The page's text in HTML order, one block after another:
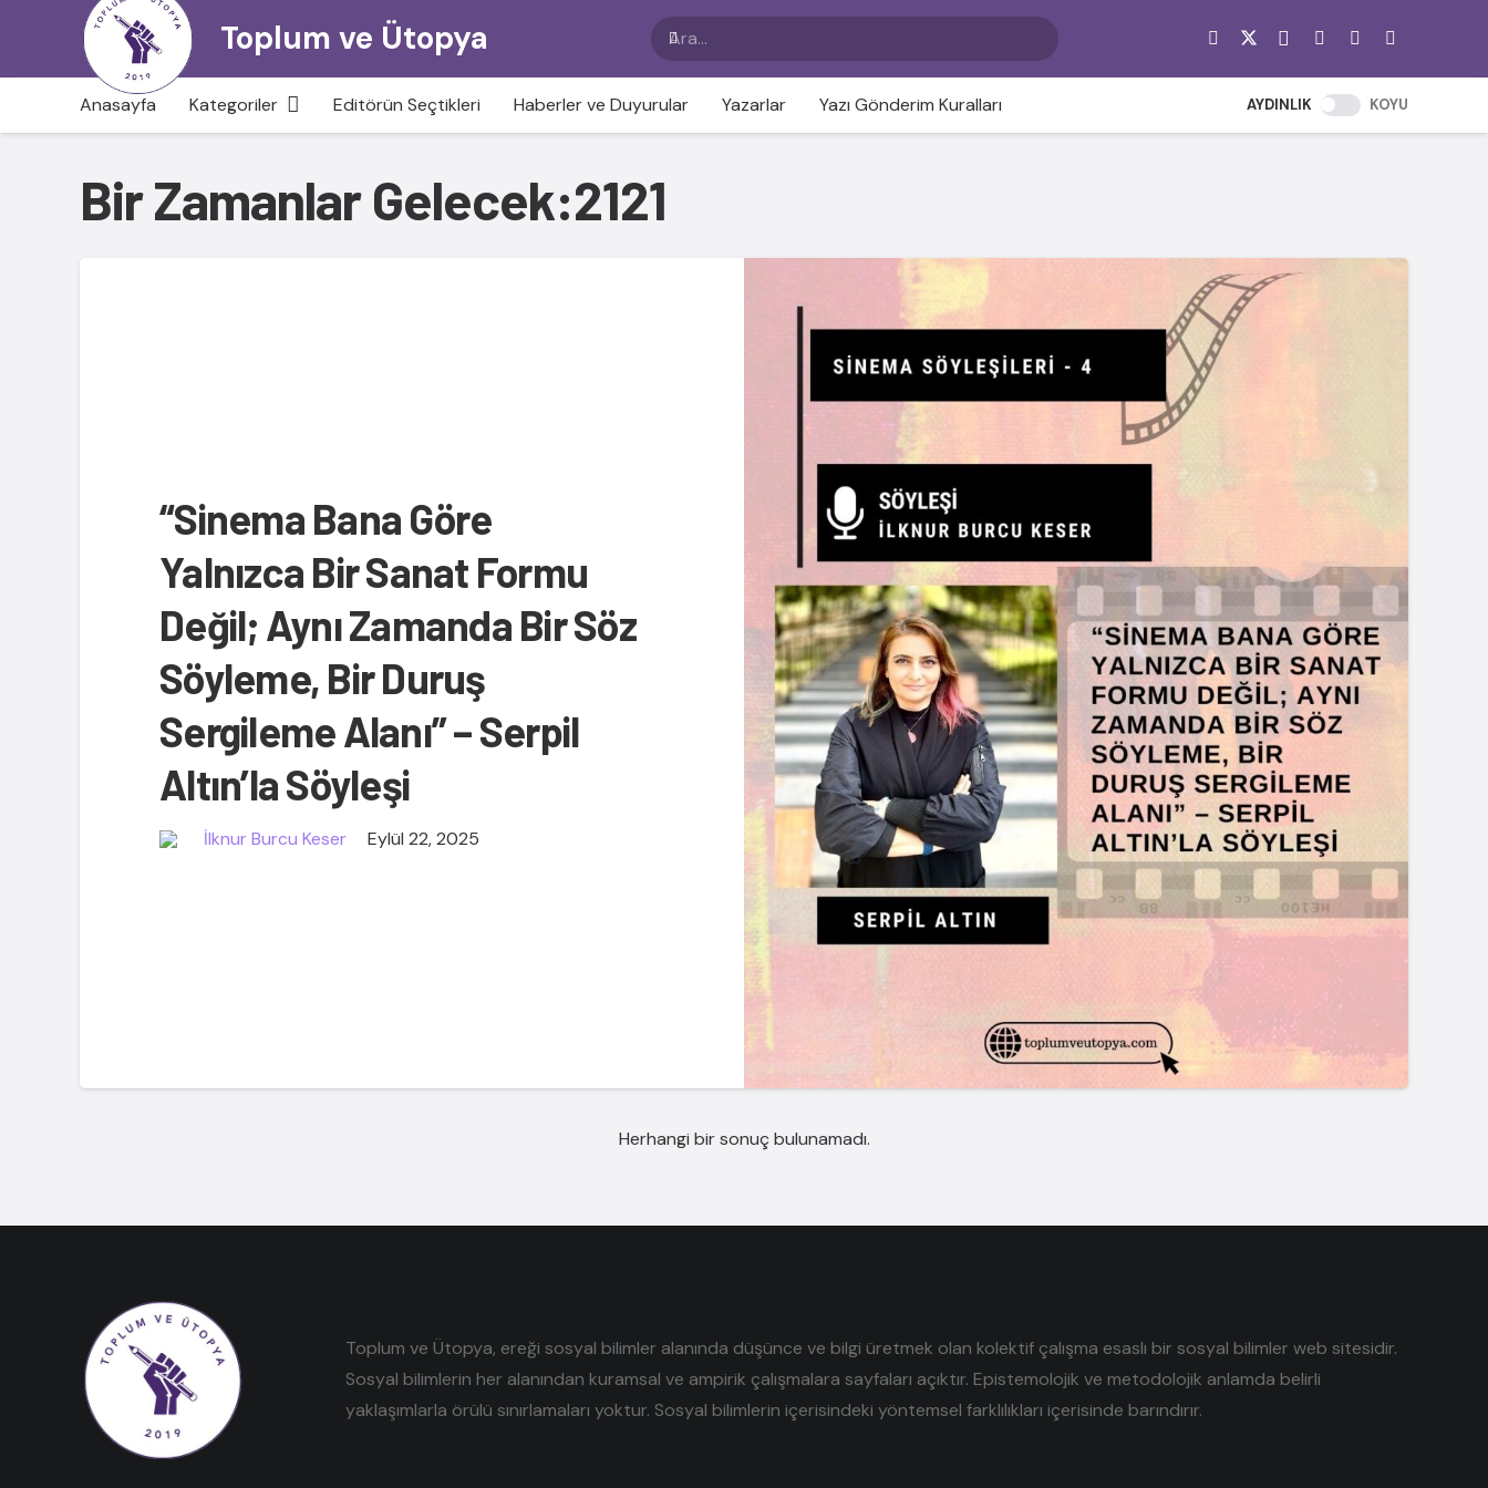
Toplum ve Ütopya
Anasayfa Kategoriler Editörün Seçtikleri Haberler ve Duyurular Yazarlar Yazı Gönderim Kuralları AYDINLIK KOYU
Bir Zamanlar Gelecek:2121
“Sinema Bana Göre
Yalnızca Bir Sanat Formu
Değil; Aynı Zamanda Bir Söz
Söyleme, Bir Duruş
Sergileme Alanı” – Serpil
Altın’la Söyleşi
İlknur Burcu Keser Eylül 22, 2025
Herhangi bir sonuç bulunamadı.
Toplum ve Ütopya, ereği sosyal bilimler alanında düşünce ve bilgi üretmek olan kolektif çalışma esaslı bir sosyal bilimler web sitesidir.
Sosyal bilimlerin her alanından kuramsal ve ampirik çalışmalara sayfaları açıktır. Epistemolojik ve metodolojik anlamda belirli
yaklaşımlarla örülü sınırlamaları yoktur. Sosyal bilimlerin içerisindeki yöntemsel farklılıkları içerisinde barındırır.